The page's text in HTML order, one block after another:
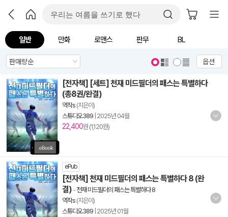
일반 만화 로맨스 판무 BL
옵션
[전자책] [세트] 천재 미드필더의 패스는 특별하다
(총8권/완결)
역작s (지은이)
스튜디오389 2025년 04월
22,400원 (1,120원)
ePub
[전자책] 천재 미드필더의 패스는 특별하다 8 (완
결) -천재 미드필더의 패스는 특별하다 8
역작s (지은이)
스튜디오389 2025년 01월